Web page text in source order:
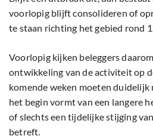
voorlopig blijft consolideren of
te staan richting het gebied rond
Voorlopig kijken beleggers
ontwikkeling van de activiteit op
komende weken moeten duidelijk
het begin vormt van een langere
of slechts een tijdelijke stijging
betreft.